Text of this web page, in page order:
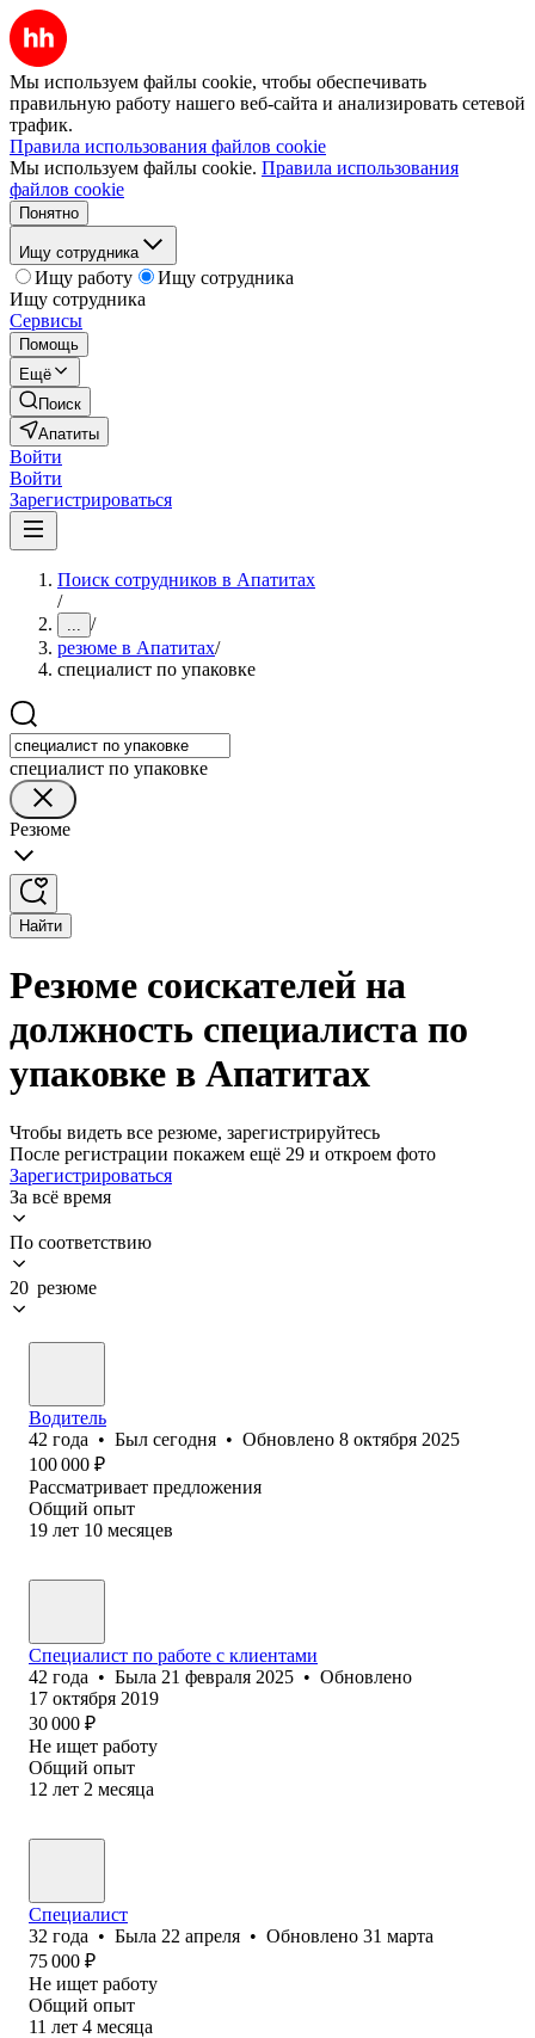
Мы используем файлы cookie, чтобы обеспечивать
правильную работу нашего веб-сайта и анализировать сетевой
трафик.
Правила использования файлов cookie
Мы используем файлы cookie. Правила использования
файлов cookie
Понятно
Ищу сотрудника
Ищу работу
Ищу сотрудника
Ищу сотрудника
Сервисы
Помощь
Ещё
Поиск
Апатиты
Войти
Войти
Зарегистрироваться
Поиск сотрудников в Апатитах
/
... /
резюме в Апатитах/
специалист по упаковке
специалист по упаковке
Резюме
Найти
Резюме соискателей на
должность специалиста по
упаковке в Апатитах
Чтобы видеть все резюме, зарегистрируйтесь
После регистрации покажем ещё 29 и откроем фото
Зарегистрироваться
За всё время
По соответствию
20 резюме
Водитель
42 года • Был сегодня • Обновлено 8 октября 2025
100 000 ₽
Рассматривает предложения
Общий опыт
19 лет 10 месяцев
Специалист по работе с клиентами
42 года • Была 21 февраля 2025 • Обновлено
17 октября 2019
30 000 ₽
Не ищет работу
Общий опыт
12 лет 2 месяца
Cпециалист
32 года • Была 22 апреля • Обновлено 31 марта
75 000 ₽
Не ищет работу
Общий опыт
11 лет 4 месяца